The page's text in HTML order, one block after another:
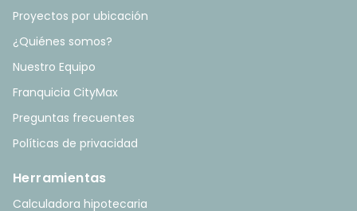
Proyectos por ubicación
¿Quiénes somos?
Nuestro Equipo
Franquicia CityMax
Preguntas frecuentes
Políticas de privacidad
Herramientas
Calculadora hipotecaria